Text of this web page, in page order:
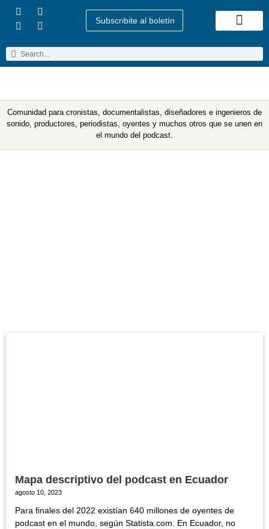
Subscribite al boletín
Comunidad para cronistas, documentalistas, diseñadores e ingenieros de
sonido, productores, periodistas, oyentes y muchos otros que se unen en
el mundo del podcast.
Mapa descriptivo del podcast en Ecuador
agosto 10, 2023
Para finales del 2022 existían 640 millones de oyentes de
podcast en el mundo, según Statista.com. En Ecuador, no